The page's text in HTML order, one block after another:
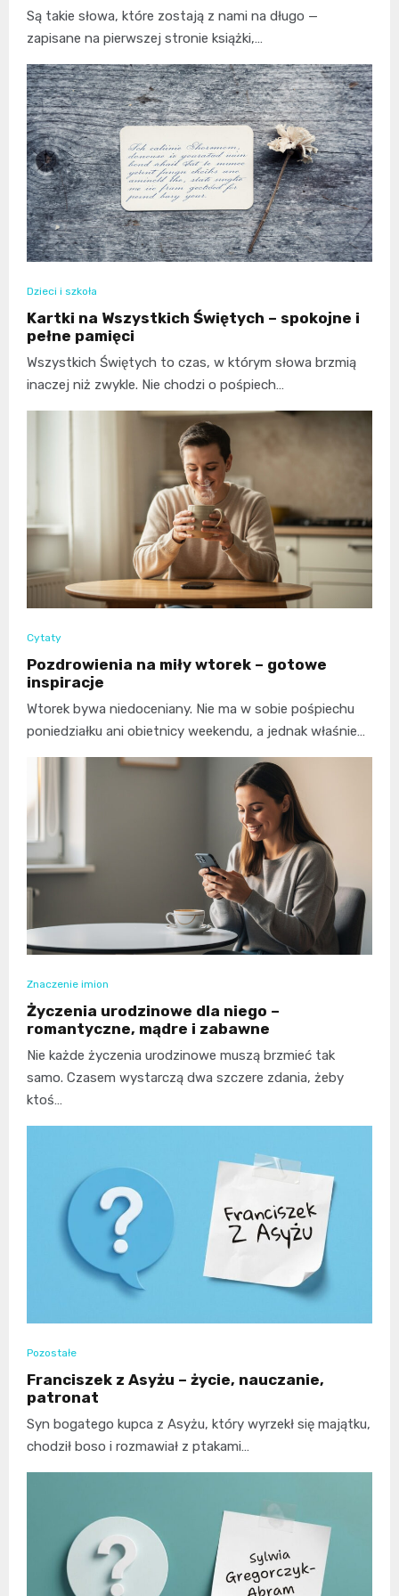
Są takie słowa, które zostają z nami na długo —
zapisane na pierwszej stronie książki,…
Dzieci i szkoła
Kartki na Wszystkich Świętych – spokojne i
pełne pamięci
Wszystkich Świętych to czas, w którym słowa brzmią
inaczej niż zwykle. Nie chodzi o pośpiech…
Cytaty
Pozdrowienia na miły wtorek – gotowe
inspiracje
Wtorek bywa niedoceniany. Nie ma w sobie pośpiechu
poniedziałku ani obietnicy weekendu, a jednak właśnie…
Znaczenie imion
Życzenia urodzinowe dla niego –
romantyczne, mądre i zabawne
Nie każde życzenia urodzinowe muszą brzmieć tak
samo. Czasem wystarczą dwa szczere zdania, żeby
ktoś…
Pozostałe
Franciszek z Asyżu – życie, nauczanie,
patronat
Syn bogatego kupca z Asyżu, który wyrzekł się majątku,
chodził boso i rozmawiał z ptakami…